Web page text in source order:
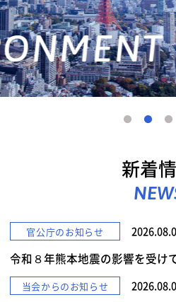
新着
官公庁のお知らせ
令和８年熊本地震の影響を受け
当会からのお知らせ